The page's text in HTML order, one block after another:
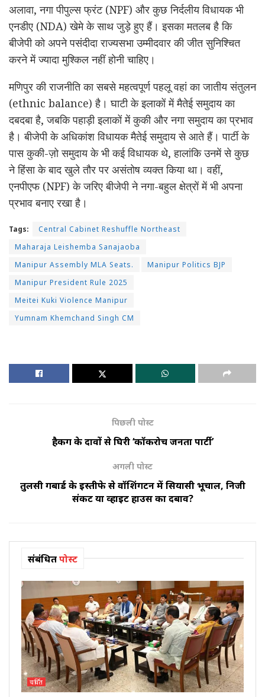
अलावा, नगा पीपुल्स फ्रंट (NPF) और कुछ निर्दलीय विधायक भी
एनडीए (NDA) खेमे के साथ जुड़े हुए हैं। इसका मतलब है कि
बीजेपी को अपने पसंदीदा राज्यसभा उम्मीदवार की जीत सुनिश्चित
करने में ज्यादा मुश्किल नहीं होनी चाहिए।
मणिपुर की राजनीति का सबसे महत्वपूर्ण पहलू वहां का जातीय संतुलन
(ethnic balance) है। घाटी के इलाकों में मैतेई समुदाय का
दबदबा है, जबकि पहाड़ी इलाकों में कुकी और नगा समुदाय का प्रभाव
है। बीजेपी के अधिकांश विधायक मैतेई समुदाय से आते हैं। पार्टी के
पास कुकी-ज़ो समुदाय के भी कई विधायक थे, हालांकि उनमें से कुछ
ने हिंसा के बाद खुले तौर पर असंतोष व्यक्त किया था। वहीं,
एनपीएफ (NPF) के जरिए बीजेपी ने नगा-बहुल क्षेत्रों में भी अपना
प्रभाव बनाए रखा है।
Tags:
Central Cabinet Reshuffle Northeast
Maharaja Leishemba Sanajaoba
Manipur Assembly MLA Seats.
Manipur Politics BJP
Manipur President Rule 2025
Meitei Kuki Violence Manipur
Yumnam Khemchand Singh CM
पिछली पोस्ट
हैकिंग के दावों से घिरी ‘कॉकरोच जनता पार्टी’
अगली पोस्ट
तुलसी गबार्ड के इस्तीफे से वॉशिंगटन में सियासी भूचाल, निजी
संकट या व्हाइट हाउस का दबाव?
संबंधितपोस्ट
चर्चित